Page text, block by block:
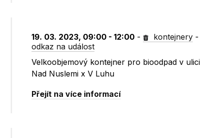
19. 03. 2023, 09:00 - 12:00 - kontejnery -
odkaz na událost
Velkoobjemový kontejner pro bioodpad v ulici
Nad Nuslemi x V Luhu
Přejít na více informací